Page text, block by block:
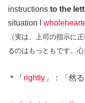
instructions to the
situation I
（実は、上司の指示に
るのはもっともです。
＊「 rightly 」：「然